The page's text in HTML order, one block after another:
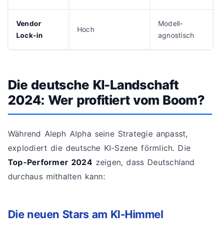
Vendor
Lock-in
Hoch
Modell-
agnostisch
Die deutsche KI-Landschaft
2024: Wer profitiert vom Boom?
Während Aleph Alpha seine Strategie anpasst,
explodiert die deutsche KI-Szene förmlich. Die
Top-Performer 2024zeigen, dass Deutschland
durchaus mithalten kann:
Die neuen Stars am KI-Himmel